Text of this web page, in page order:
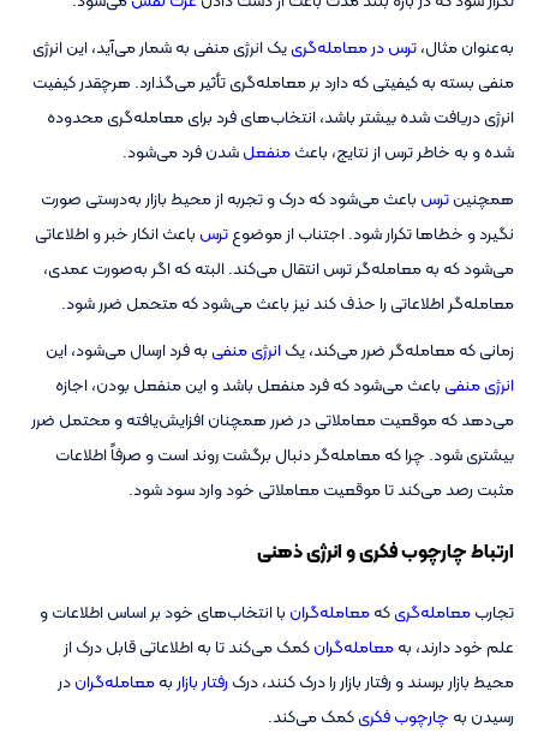
به‌عنوان‌ مثال،ترس در معامله‌گرییک انرژی منفی به شمار می‌آید، این انرژی
منفی بسته به کیفیتی که دارد بر معامله‌گری تأثیر می‌گذارد. هرچقدر کیفیت
انرژی دریافت شده بیشتر باشد، انتخاب‌های فرد برای معامله‌گری محدوده
شده و به خاطر ترس از نتایج، باعثمنفعلشدن فرد می‌شود.
همچنینترس باعث می‌شود که درک و تجربه از محیط بازار به‌درستی صورت
نگیرد و خطاها تکرار شود. اجتناب از موضوعترس باعث انکار خبر و اطلاعاتی
می‌شود که به معامله‌گر ترس انتقال می‌کند. البته که اگر به‌صورت عمدی،
معامله‌گر اطلاعاتی را حذف کند نیز باعث می‌شود که متحمل ضرر شود.
زمانی که معامله‌گر ضرر می‌کند، یکانرژی منفی به فرد ارسال می‌شود، این
انرژی منفی باعث می‌شود که فرد منفعل باشد و این منفعل بودن، اجازه
می‌دهد که موقعیت معاملاتی در ضرر همچنان افزایش‌یافته و محتمل ضرر
بیشتری شود. چرا که معامله‌گر دنبال برگشت روند است و صرفاً اطلاعات
مثبت رصد می‌کند تا موقعیت معاملاتی خود وارد سود شود.
ارتباط چارچوب فکری و انرژی ذهنی
تجاربمعامله‌گریکهمعامله‌گران با انتخاب‌های خود بر اساس اطلاعات و
علم خود دارند، بهمعامله‌گرانکمک می‌کند تا به اطلاعاتی قابل‌ درک از
محیط بازار برسند و رفتار بازار را درک کنند، درکرفتار بازاربهمعامله‌گراندر
رسیدن به چارچوب فکریکمک می‌کند.